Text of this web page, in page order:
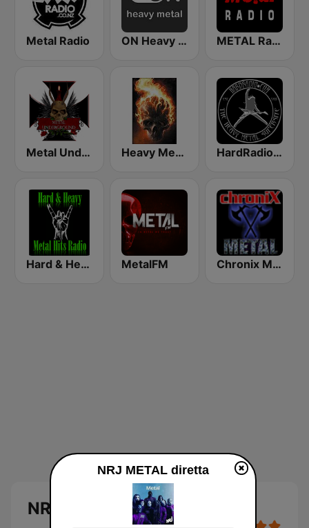
Metal Radio ON Heavy Metal METAL Radio
Metal Underground Heavy Metal Music - Radio HardRadio.com
Hard & Heavy Metal Hits MetalFM Chronix Metal
NRJ METAL
NRJ METAL diretta